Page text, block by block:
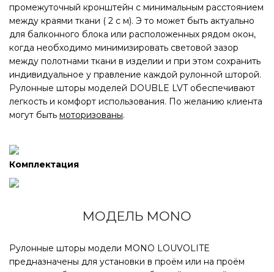
промежуточный кронштейн с минимальным расстоянием
между краями ткани ( 2 с м). Э то может быть актуально
для балконного блока или расположенных рядом окон,
когда необходимо минимизировать световой зазор
между полотнами ткани в изделии и при этом сохранить
индивидуальное у правление каждой рулонной шторой.
Рулонные шторы моделей DOUBLE LVT обеспечивают
легкость и комфорт использования. По желанию клиента
могут быть моторизованы.
Комплектация
МОДЕЛЬ MONO
Рулонные шторы модели MONO LOUVOLITE
предназначены для установки в проём или на проём
КАССЕТА MONO LVT ЗЕБРА 2 И 3
ИЗДЕЛИЯ 45ММ